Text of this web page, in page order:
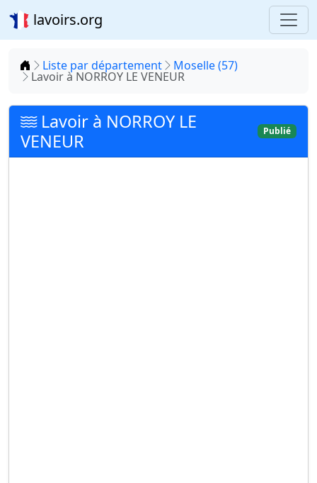
lavoirs.org
Accueil
Liste par département Moselle (57)
Lavoir à NORROY LE VENEUR
Lavoir à NORROY LE
VENEUR
Publié